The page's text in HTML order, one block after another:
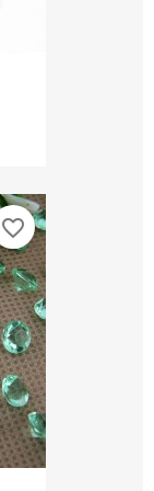
favorite_border